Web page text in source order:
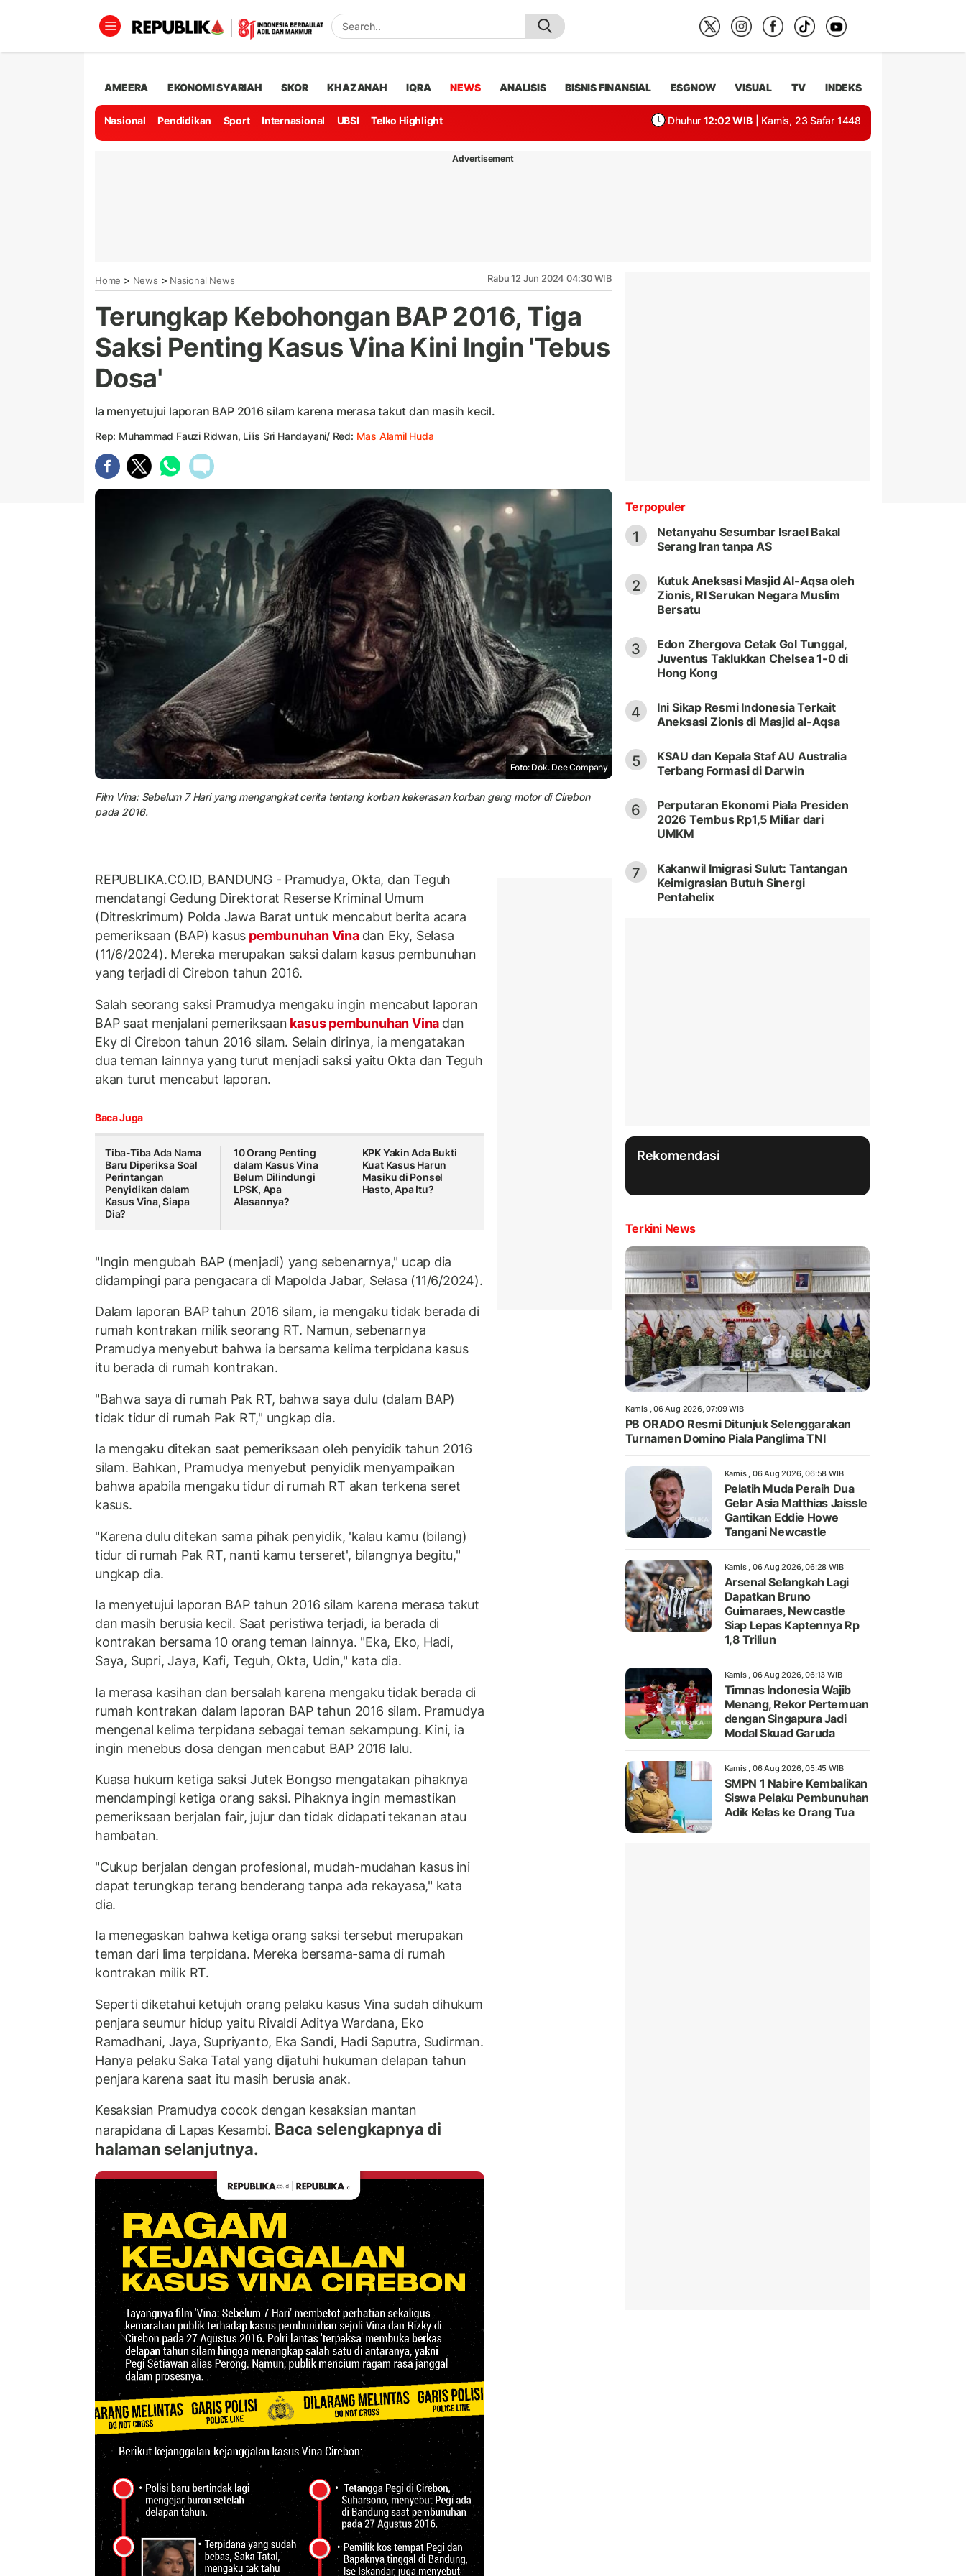
AMEERA EKONOMI SYARIAH SKOR KHAZANAH IQRA NEWS ANALISIS BISNIS FINANSIAL ESGNOW VISUAL TV INDEKS
Nasional Pendidikan Sport Internasional UBSI Telko Highlight Dhuhur 12:02 WIB | Kamis, 23 Safar 1448
Advertisement
Home > News > Nasional News Rabu 12 Jun 2024 04:30 WIB
Terungkap Kebohongan BAP 2016, Tiga
Saksi Penting Kasus Vina Kini Ingin 'Tebus
Dosa'
Ia menyetujui laporan BAP 2016 silam karena merasa takut dan masih kecil.
Rep: Muhammad Fauzi Ridwan, Lilis Sri Handayani/ Red: Mas Alamil Huda
Foto: Dok. Dee Company
Film Vina: Sebelum 7 Hari yang mengangkat cerita tentang korban kekerasan korban geng motor di Cirebon
pada 2016.
REPUBLIKA.CO.ID, BANDUNG - Pramudya, Okta, dan Teguh
mendatangi Gedung Direktorat Reserse Kriminal Umum
(Ditreskrimum) Polda Jawa Barat untuk mencabut berita acara
pemeriksaan (BAP) kasus pembunuhan Vina dan Eky, Selasa
(11/6/2024). Mereka merupakan saksi dalam kasus pembunuhan
yang terjadi di Cirebon tahun 2016.
Salah seorang saksi Pramudya mengaku ingin mencabut laporan
BAP saat menjalani pemeriksaan kasus pembunuhan Vina dan
Eky di Cirebon tahun 2016 silam. Selain dirinya, ia mengatakan
dua teman lainnya yang turut menjadi saksi yaitu Okta dan Teguh
akan turut mencabut laporan.
Baca Juga
Tiba-Tiba Ada Nama
Baru Diperiksa Soal
Perintangan
Penyidikan dalam
Kasus Vina, Siapa
Dia?
10 Orang Penting
dalam Kasus Vina
Belum Dilindungi
LPSK, Apa
Alasannya?
KPK Yakin Ada Bukti
Kuat Kasus Harun
Masiku di Ponsel
Hasto, Apa Itu?
"Ingin mengubah BAP (menjadi) yang sebenarnya," ucap dia
didampingi para pengacara di Mapolda Jabar, Selasa (11/6/2024).
Dalam laporan BAP tahun 2016 silam, ia mengaku tidak berada di
rumah kontrakan milik seorang RT. Namun, sebenarnya
Pramudya menyebut bahwa ia bersama kelima terpidana kasus
itu berada di rumah kontrakan.
"Bahwa saya di rumah Pak RT, bahwa saya dulu (dalam BAP)
tidak tidur di rumah Pak RT," ungkap dia.
Ia mengaku ditekan saat pemeriksaan oleh penyidik tahun 2016
silam. Bahkan, Pramudya menyebut penyidik menyampaikan
bahwa apabila mengaku tidur di rumah RT akan terkena seret
kasus.
"Karena dulu ditekan sama pihak penyidik, 'kalau kamu (bilang)
tidur di rumah Pak RT, nanti kamu terseret', bilangnya begitu,"
ungkap dia.
Ia menyetujui laporan BAP tahun 2016 silam karena merasa takut
dan masih berusia kecil. Saat peristiwa terjadi, ia berada di
kontrakan bersama 10 orang teman lainnya. "Eka, Eko, Hadi,
Saya, Supri, Jaya, Kafi, Teguh, Okta, Udin," kata dia.
Ia merasa kasihan dan bersalah karena mengaku tidak berada di
rumah kontrakan dalam laporan BAP tahun 2016 silam. Pramudya
mengenal kelima terpidana sebagai teman sekampung. Kini, ia
ingin menebus dosa dengan mencabut BAP 2016 lalu.
Kuasa hukum ketiga saksi Jutek Bongso mengatakan pihaknya
mendampingi ketiga orang saksi. Pihaknya ingin memastikan
pemeriksaan berjalan fair, jujur dan tidak didapati tekanan atau
hambatan.
"Cukup berjalan dengan profesional, mudah-mudahan kasus ini
dapat terungkap terang benderang tanpa ada rekayasa," kata
dia.
Ia menegaskan bahwa ketiga orang saksi tersebut merupakan
teman dari lima terpidana. Mereka bersama-sama di rumah
kontrakan milik RT.
Seperti diketahui ketujuh orang pelaku kasus Vina sudah dihukum
penjara seumur hidup yaitu Rivaldi Aditya Wardana, Eko
Ramadhani, Jaya, Supriyanto, Eka Sandi, Hadi Saputra, Sudirman.
Hanya pelaku Saka Tatal yang dijatuhi hukuman delapan tahun
penjara karena saat itu masih berusia anak.
Kesaksian Pramudya cocok dengan kesaksian mantan
narapidana di Lapas Kesambi. Baca selengkapnya di
halaman selanjutnya.
Terpopuler
1
Netanyahu Sesumbar Israel Bakal
Serang Iran tanpa AS
2
Kutuk Aneksasi Masjid Al-Aqsa oleh
Zionis, RI Serukan Negara Muslim
Bersatu
3
Edon Zhergova Cetak Gol Tunggal,
Juventus Taklukkan Chelsea 1-0 di
Hong Kong
4
Ini Sikap Resmi Indonesia Terkait
Aneksasi Zionis di Masjid al-Aqsa
5
KSAU dan Kepala Staf AU Australia
Terbang Formasi di Darwin
6
Perputaran Ekonomi Piala Presiden
2026 Tembus Rp1,5 Miliar dari
UMKM
7
Kakanwil Imigrasi Sulut: Tantangan
Keimigrasian Butuh Sinergi
Pentahelix
Rekomendasi
Terkini News
Kamis , 06 Aug 2026, 07:09 WIB
PB ORADO Resmi Ditunjuk Selenggarakan
Turnamen Domino Piala Panglima TNI
Kamis , 06 Aug 2026, 06:58 WIB
Pelatih Muda Peraih Dua
Gelar Asia Matthias Jaissle
Gantikan Eddie Howe
Tangani Newcastle
Kamis , 06 Aug 2026, 06:28 WIB
Arsenal Selangkah Lagi
Dapatkan Bruno
Guimaraes, Newcastle
Siap Lepas Kaptennya Rp
1,8 Triliun
Kamis , 06 Aug 2026, 06:13 WIB
Timnas Indonesia Wajib
Menang, Rekor Pertemuan
dengan Singapura Jadi
Modal Skuad Garuda
Kamis , 06 Aug 2026, 05:45 WIB
SMPN 1 Nabire Kembalikan
Siswa Pelaku Pembunuhan
Adik Kelas ke Orang Tua